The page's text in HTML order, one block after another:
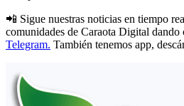
📲 Sigue nuestras noticias en tiempo
comunidades de Caraota Digital dando
Telegram. También tenemos app,